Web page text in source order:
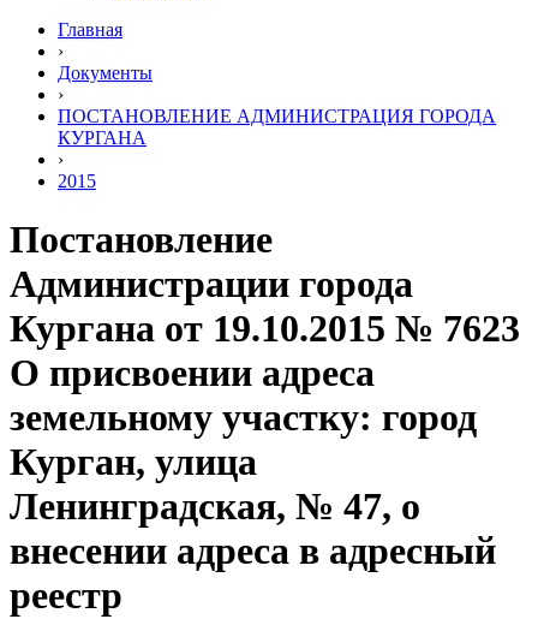
Главная
›
Документы
›
ПОСТАНОВЛЕНИЕ АДМИНИСТРАЦИЯ ГОРОДА
КУРГАНА
›
2015
Постановление
Администрации города
Кургана от 19.10.2015 № 7623
О присвоении адреса
земельному участку: город
Курган, улица
Ленинградская, № 47, о
внесении адреса в адресный
реестр